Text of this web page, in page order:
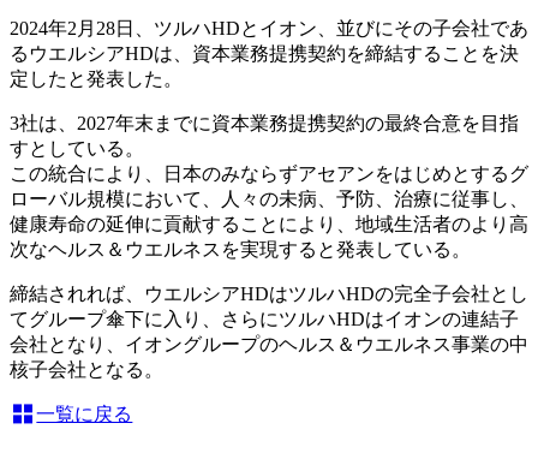
2024年2月28日、ツルハHDとイオン、並びにその子会社であ
るウエルシアHDは、資本業務提携契約を締結することを決
定したと発表した。
3社は、2027年末までに資本業務提携契約の最終合意を目指
すとしている。
この統合により、日本のみならずアセアンをはじめとするグ
ローバル規模において、人々の未病、予防、治療に従事し、
健康寿命の延伸に貢献することにより、地域生活者のより高
次なヘルス＆ウエルネスを実現すると発表している。
締結されれば、ウエルシアHDはツルハHDの完全子会社とし
てグループ傘下に入り、さらにツルハHDはイオンの連結子
会社となり、イオングループのヘルス＆ウエルネス事業の中
核子会社となる。
一覧に戻る